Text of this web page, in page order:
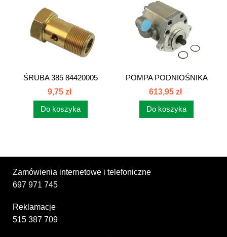
ŚRUBA 385 84420005
9,75 zł
Do koszyka
POMPA PODNIOŚNIKA
PZ2-19KS...
613,95 zł
Do koszyka
Zamówienia internetowe i telefoniczne
697 971 745
Reklamacje
515 387 709